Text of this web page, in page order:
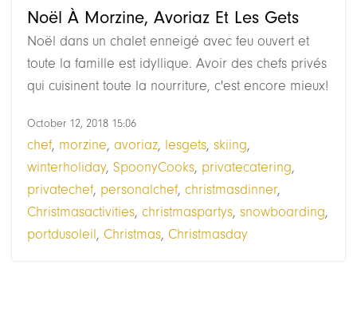
Noël À Morzine, Avoriaz Et Les Gets
Noël dans un chalet enneigé avec feu ouvert et
toute la famille est idyllique. Avoir des chefs privés
qui cuisinent toute la nourriture, c'est encore mieux!
October 12, 2018 15:06
chef, morzine,avoriaz, lesgets,skiing,
winterholiday,SpoonyCooks, privatecatering,
privatechef, personalchef,christmasdinner,
Christmasactivities,christmaspartys,snowboarding,
portdusoleil, Christmas, Christmasday